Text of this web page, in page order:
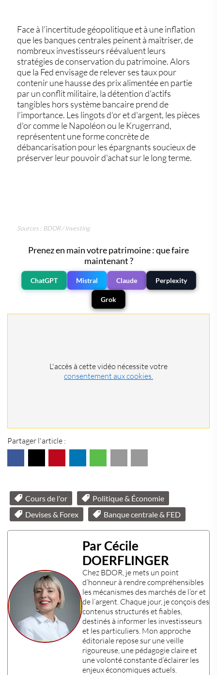
Face à l'incertitude géopolitique et à une inflation
que les banques centrales peinent à maîtriser, de
nombreux investisseurs réévaluent leurs
stratégies de conservation du patrimoine. Alors
que la Fed envisage de relever ses taux pour
contenir une hausse des prix alimentée en partie
par un conflit militaire, la détention d'actifs
tangibles hors système bancaire prend de
l'importance. Les lingots d'or et d'argent, les pièces
d'or comme le Napoléon ou le Krugerrand,
représentent une forme concrète de
débancarisation pour les épargnants soucieux de
préserver leur pouvoir d'achat sur le long terme.
Sources : BDOR / Investing
Prenez en main votre patrimoine : que faire
maintenant ?
ChatGPT Mistral Claude Perplexity
Grok
L'accès à cette vidéo nécessite votre
consentement aux cookies.
Partager l'article :
Cours de l'or
Politique & Économie
Devises & Forex
Banque centrale & FED
Par Cécile
DOERFLINGER
Chez BDOR , je mets un point
d’honneur à rendre compréhensibles
les mécanismes des marchés de l’or et
de l’argent . Chaque jour, je conçois des
contenus structurés et fiables,
destinés à informer les investisseurs
et les particuliers . Mon approche
éditoriale repose sur une veille
rigoureuse, une pédagogie claire et
une volonté constante d’éclairer les
enjeux économiques actuels